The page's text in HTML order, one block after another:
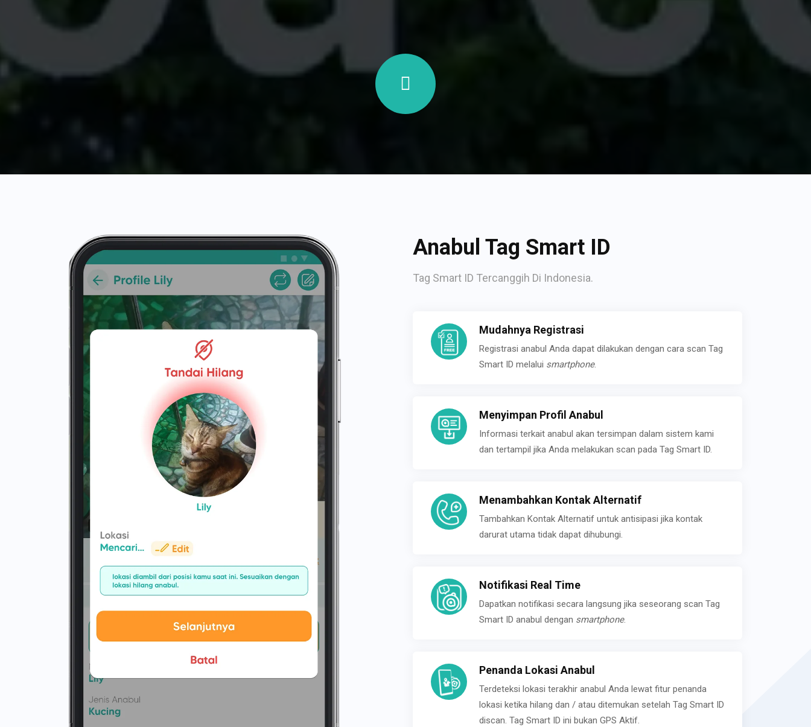
Anabul Tag Smart ID
Tag Smart ID Tercanggih Di Indonesia.
Mudahnya Registrasi
Registrasi anabul Anda dapat dilakukan dengan cara scan Tag
Smart ID melalui smartphone.
Menyimpan Profil Anabul
Informasi terkait anabul akan tersimpan dalam sistem kami
dan tertampil jika Anda melakukan scan pada Tag Smart ID.
Menambahkan Kontak Alternatif
Tambahkan Kontak Alternatif untuk antisipasi jika kontak
darurat utama tidak dapat dihubungi.
Notifikasi Real Time
Dapatkan notifikasi secara langsung jika seseorang scan Tag
Smart ID anabul dengan smartphone.
Penanda Lokasi Anabul
Terdeteksi lokasi terakhir anabul Anda lewat fitur penanda
lokasi ketika hilang dan / atau ditemukan setelah Tag Smart ID
discan. Tag Smart ID ini bukan GPS Aktif.